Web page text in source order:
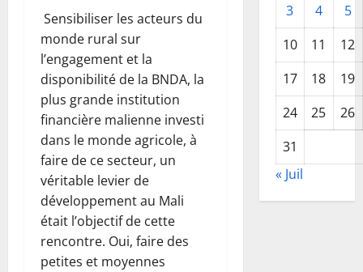
Sensibiliser les acteurs du
monde rural sur
l’engagement et la
disponibilité de la BNDA, la
plus grande institution
financière malienne investi
dans le monde agricole, à
faire de ce secteur, un
véritable levier de
développement au Mali
était l’objectif de cette
rencontre. Oui, faire des
petites et moyennes
3 4
5
10
11
12
17
18
19
24
25
26
31
« Juil